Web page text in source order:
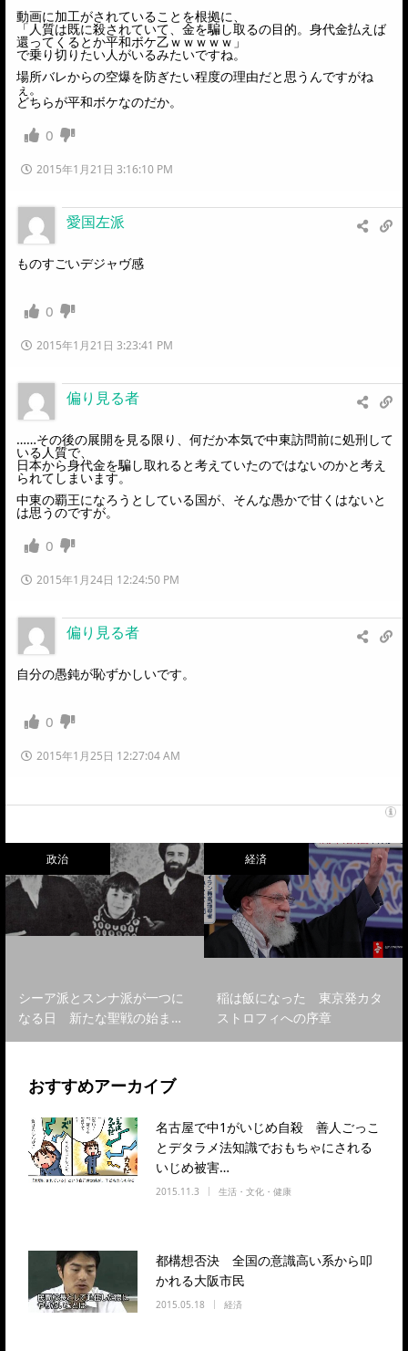
動画に加工がされていることを根拠に、
「人質は既に殺されていて、金を騙し取るの目的。身代金払えば
還ってくるとか平和ボケ乙ｗｗｗｗｗ」
で乗り切りたい人がいるみたいですね。
場所バレからの空爆を防ぎたい程度の理由だと思うんですがね
ぇ。
どちらが平和ボケなのだか。
0
2015年1月21日 3:16:10 PM
愛国左派
ものすごいデジャヴ感
0
2015年1月21日 3:23:41 PM
偏り見る者
……その後の展開を見る限り、何だか本気で中東訪問前に処刑して
いる人質で、
日本から身代金を騙し取れると考えていたのではないのかと考え
られてしまいます。
中東の覇王になろうとしている国が、そんな愚かで甘くはないと
は思うのですが。
0
2015年1月24日 12:24:50 PM
偏り見る者
自分の愚鈍が恥ずかしいです。
0
2015年1月25日 12:27:04 AM
政治
シーア派とスンナ派が一つに
なる日 新たな聖戦の始ま…
経済
稲は飯になった 東京発カタ
ストロフィへの序章
おすすめアーカイブ
名古屋で中1がいじめ自殺 善人ごっこ
とデタラメ法知識でおもちゃにされる
いじめ被害…
2015.11.3 生活・文化・健康
都構想否決 全国の意識高い系から叩
かれる大阪市民
2015.05.18 経済